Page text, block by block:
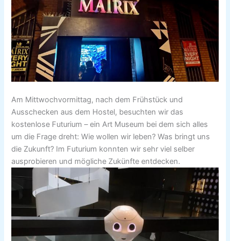
Am Mittwochvormittag, nach dem Frühstück und
Ausschecken aus dem Hostel, besuchten wir das
kostenlose Futurium – ein Art Museum bei dem sich alles
um die Frage dreht: Wie wollen wir leben? Was bringt uns
die Zukunft? Im Futurium konnten wir sehr viel selber
ausprobieren und mögliche Zukünfte entdecken.